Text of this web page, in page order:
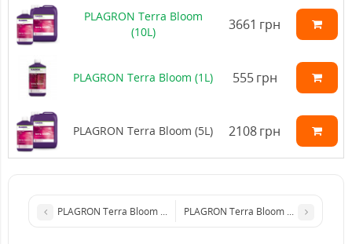
PLAGRON Terra Bloom
(10L)
3661 грн
PLAGRON Terra Bloom (1L) 555 грн
PLAGRON Terra Bloom (5L) 2108грн
PLAGRON Terra Bloom (1L) PLAGRON Terra Bloom (10L)